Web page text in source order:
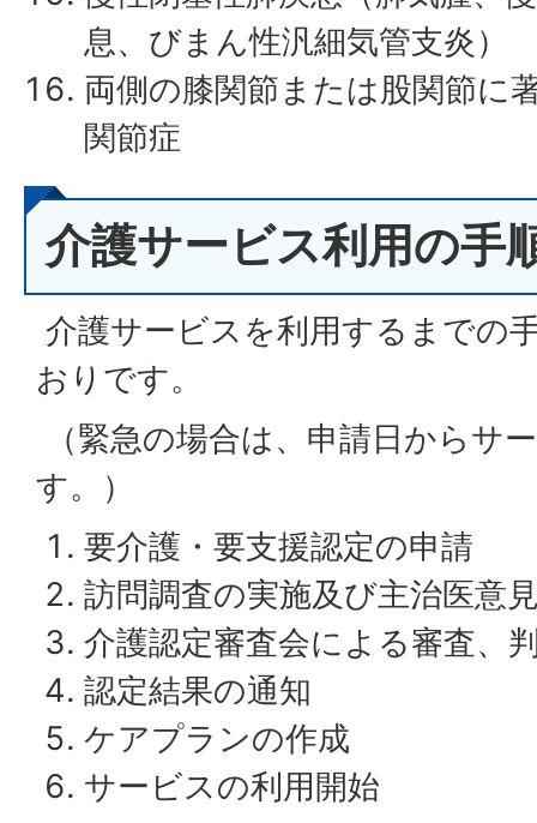
息、びまん性汎細気管支炎）
両側の膝関節または股関節に
関節症
介護サービス利用の手
介護サービスを利用するまでの
おりです。
（緊急の場合は、申請日からサ
す。）
要介護・要支援認定の申請
訪問調査の実施及び主治医意
介護認定審査会による審査、
認定結果の通知
ケアプランの作成
サービスの利用開始